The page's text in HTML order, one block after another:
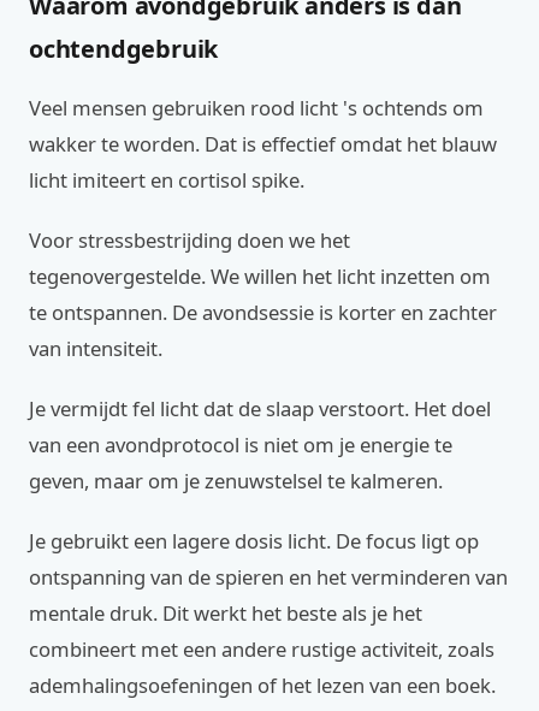
ochtendgebruik
Veel mensen gebruiken rood licht 's ochtends om
wakker te worden. Dat is effectief omdat het blauw
licht imiteert en cortisol spike.
Voor stressbestrijding doen we het
tegenovergestelde. We willen het licht inzetten om
te ontspannen. De avondsessie is korter en zachter
van intensiteit.
Je vermijdt fel licht dat de slaap verstoort. Het doel
van een avondprotocol is niet om je energie te
geven, maar om je zenuwstelsel te kalmeren.
Je gebruikt een lagere dosis licht. De focus ligt op
ontspanning van de spieren en het verminderen van
mentale druk. Dit werkt het beste als je het
combineert met een andere rustige activiteit, zoals
ademhalingsoefeningen of het lezen van een boek.